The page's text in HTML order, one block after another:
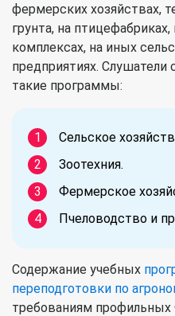
фермерских хозяйствах,
грунта, на
комплексах, на иных
предприятиях.
такие программы:
Сельское
Зоотехния.
Фермерское
Пчеловодство и
Содержание учебных
переподготовки по
требованиям